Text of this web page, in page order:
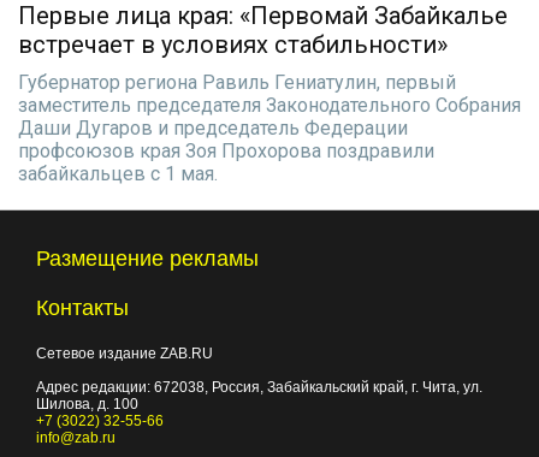
Первые лица края: «Первомай Забайкалье
встречает в условиях стабильности»
Губернатор региона Равиль Гениатулин, первый
заместитель председателя Законодательного Собрания
Даши Дугаров и председатель Федерации
профсоюзов края Зоя Прохорова поздравили
забайкальцев с 1 мая.
Размещение рекламы
Контакты
Сетевое издание ZAB.RU
Адрес редакции: 672038, Россия, Забайкальский край, г. Чита, ул.
Шилова, д. 100
+7 (3022) 32-55-66
info@zab.ru